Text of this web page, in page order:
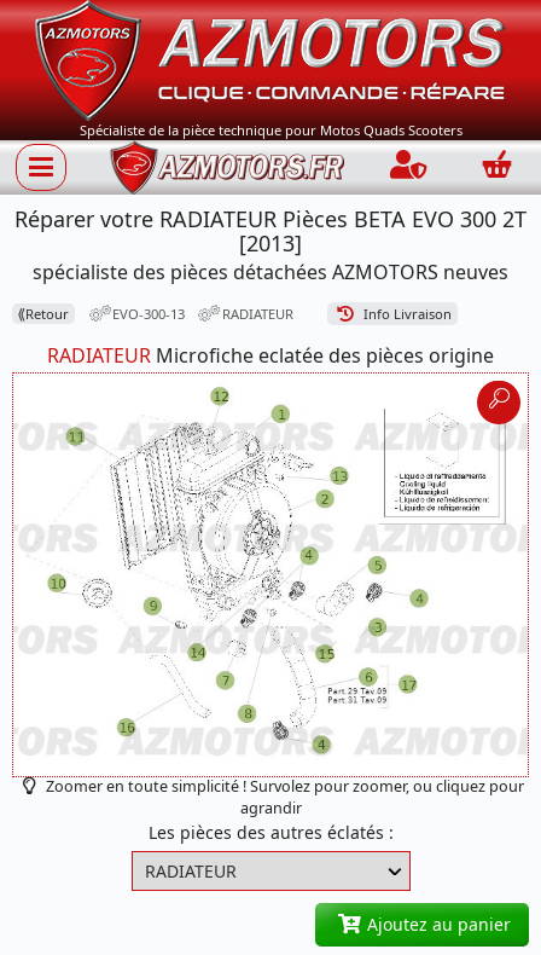
Spécialiste de la pièce technique pour Motos Quads Scooters
Connection
Réparer votre RADIATEUR Pièces BETA EVO 300 2T
[2013]
spécialiste des pièces détachées AZMOTORS neuves
⟪Retour EVO-300-13 RADIATEUR Info Livraison
RADIATEUR Microfiche eclatée des pièces origine
Zoomer en toute simplicité ! Survolez pour zoomer, ou cliquez pour
agrandir
Les pièces des autres éclatés :
Ajoutez au panier